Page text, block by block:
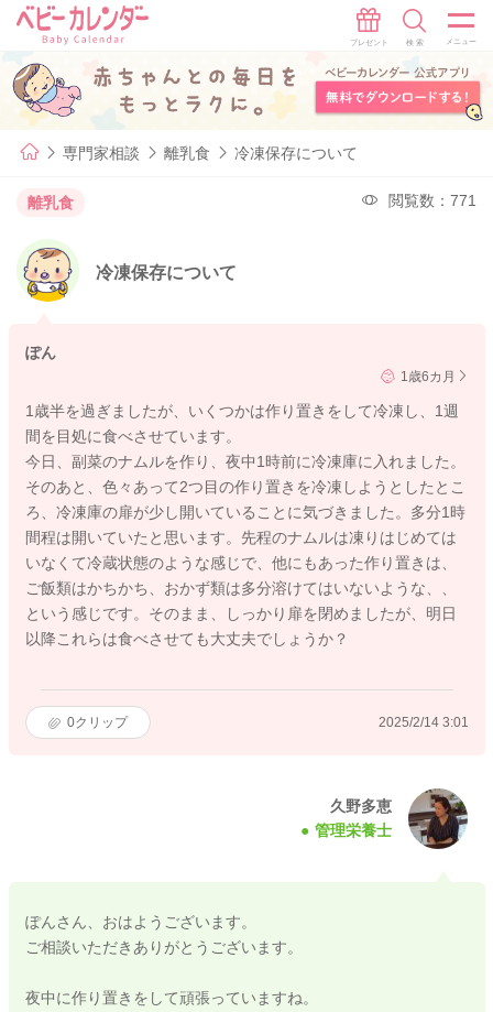
専門家相談 離乳食 冷凍保存について
離乳食 閲覧数：771
冷凍保存について
ぽん
1歳6カ月
1歳半を過ぎましたが、いくつかは作り置きをして冷凍し、1週
間を目処に食べさせています。
今日、副菜のナムルを作り、夜中1時前に冷凍庫に入れました。
そのあと、色々あって2つ目の作り置きを冷凍しようとしたとこ
ろ、冷凍庫の扉が少し開いていることに気づきました。多分1時
間程は開いていたと思います。先程のナムルは凍りはじめては
いなくて冷蔵状態のような感じで、他にもあった作り置きは、
ご飯類はかちかち、おかず類は多分溶けてはいないような、、
という感じです。そのまま、しっかり扉を閉めましたが、明日
以降これらは食べさせても大丈夫でしょうか？
0クリップ 2025/2/14 3:01
久野多恵
管理栄養士
ぽんさん、おはようございます。
ご相談いただきありがとうございます。
夜中に作り置きをして頑張っていますね。